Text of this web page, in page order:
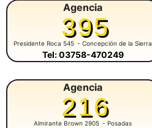
Agencia
395
Presidente Roca 545 - Concepción de la Sierra
Tel: 03758-470249
Agencia
216
Almirante Brown 2905 - Posadas